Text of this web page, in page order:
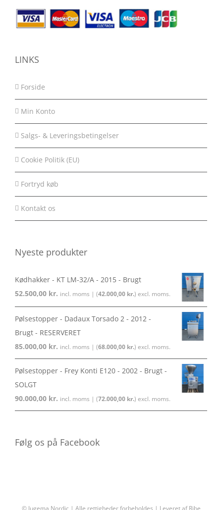
LINKS
Forside
Min Konto
Salgs- & Leveringsbetingelser
Cookie Politik (EU)
Fortryd køb
Kontakt os
Nyeste produkter
Kødhakker - KT LM-32/A - 2015 - Brugt
52.500,00 kr. incl. moms | (42.000,00 kr.) excl. moms.
Pølsestopper - Dadaux Torsado 2 - 2012 -
Brugt - RESERVERET
85.000,00 kr. incl. moms | (68.000,00 kr.) excl. moms.
Pølsestopper - Frey Konti E120 - 2002 - Brugt -
SOLGT
90.000,00 kr. incl. moms | (72.000,00 kr.) excl. moms.
Følg os på Facebook